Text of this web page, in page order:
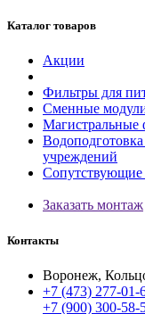
Каталог товаров
Акции
Фильтры для
Сменные
Магистральные
учреждений
Сопутствующие
Заказать монтаж
Контакты
Воронеж,
+7 (473) 277-01-
+7 (900) 300-58-